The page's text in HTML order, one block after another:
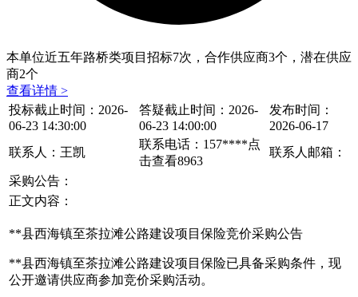
本单位近五年路桥类项目招标7次，合作供应商3个，潜在供应
商2个
查看详情 >
投标截止时间：2026-
06-23 14:30:00
答疑截止时间：2026-
06-23 14:00:00
发布时间：
2026-06-17
联系人：王凯
联系电话：157****点
击查看8963
联系人邮箱：
采购公告：
正文内容：
**县西海镇至茶拉滩公路建设项目保险竞价采购公告
**县西海镇至茶拉滩公路建设项目保险已具备采购条件，现
公开邀请供应商参加竞价采购活动。